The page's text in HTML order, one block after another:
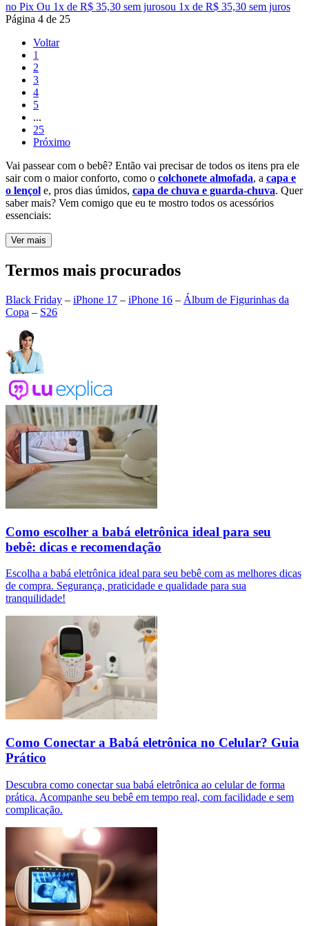
no Pix Ou 1x de R$ 35,30 sem jurosou 1x de R$ 35,30 sem juros
Página 4 de 25
Voltar
1
2
3
4
5
...
25
Próximo
Vai passear com o bebê? Então vai precisar de todos os itens pra ele
sair com o maior conforto, como o colchonete almofada, a capa e
o lençol e, pros dias úmidos, capa de chuva e guarda-chuva. Quer
saber mais? Vem comigo que eu te mostro todos os acessórios
essenciais:
Ver mais
Termos mais procurados
Black Friday – iPhone 17 – iPhone 16 – Álbum de Figurinhas da
Copa – S26
Como escolher a babá eletrônica ideal para seu
bebê: dicas e recomendação
Escolha a babá eletrônica ideal para seu bebê com as melhores dicas
de compra. Segurança, praticidade e qualidade para sua
tranquilidade!
Como Conectar a Babá eletrônica no Celular? Guia
Prático
Descubra como conectar sua babá eletrônica ao celular de forma
prática. Acompanhe seu bebê em tempo real, com facilidade e sem
complicação.